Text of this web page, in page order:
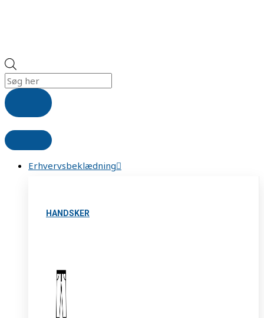
Erhvervsbeklædning
HANDSKER